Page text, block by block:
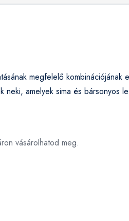
megfelelő kombinációjának
neki, amelyek sima és bársonyos
vásárolhatod meg.